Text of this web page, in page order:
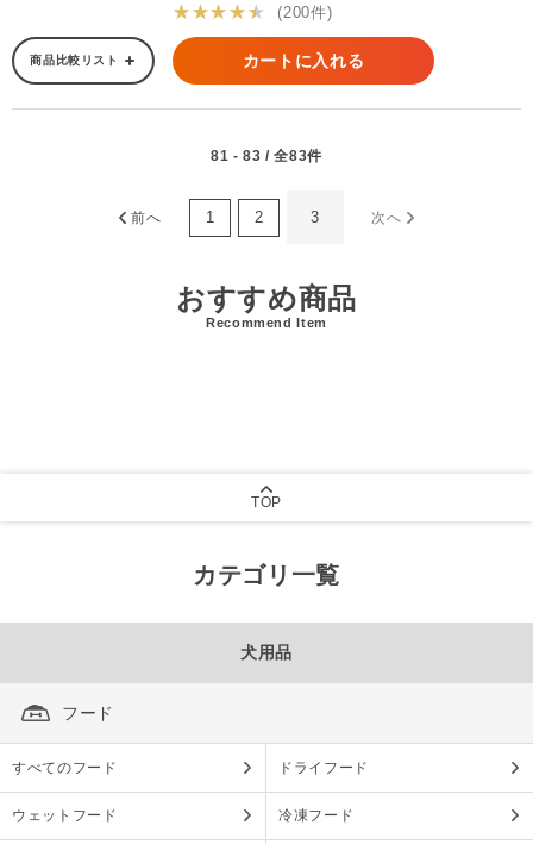
★★★★★
(200件)
商品比較リスト カートに入れる
81 - 83 / 全83件
前へ 1 2 3 次へ
おすすめ商品
Recommend Item
TOP
カテゴリ一覧
犬用品
フード
すべてのフード ドライフード
ウェットフード 冷凍フード